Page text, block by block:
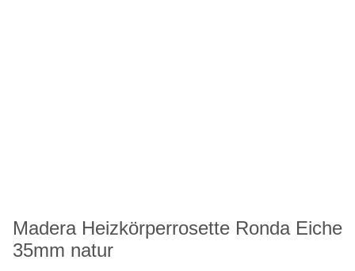
Madera Heizkörperrosette Ronda Eiche
35mm natur